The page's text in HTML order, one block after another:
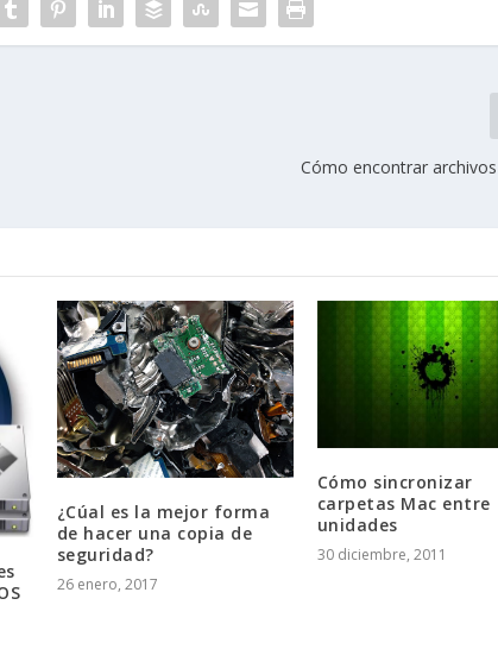
Cómo encontrar
¿Cúal es la mejor forma
de hacer una copia de
seguridad?
26 enero, 2017
Cómo sincronizar
carpetas Mac entre
unidades
30 diciembre, 2011